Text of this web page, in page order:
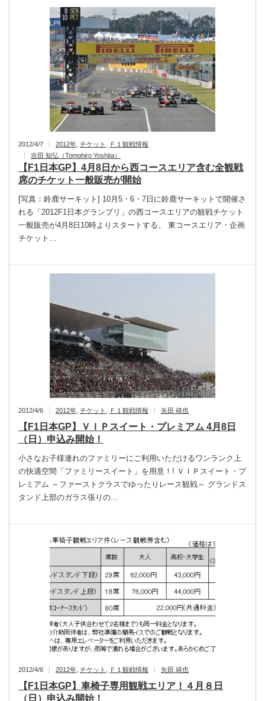
2012/4/7 2012年 チケット
Ｆ１観戦情報
吉田 知弘（Tomohiro Yoshita）
【F1日本GP】4月8日から西コースエリア含む全観戦
席のチケット一般販売が開始
[写真：鈴鹿サーキット] 10月5・6・7日に鈴鹿サーキットで開催さ
れる「2012F1日本グランプリ」の西コースエリアの観戦チケット
一般販売が4月8日10時よりスタートする。 東コースエリア・企画
チケット…
2012/4/6 2012年 チケット Ｆ１観戦情報 矢田 靖也
【F1日本GP】ＶＩＰスイート・プレミアム 4月8日
（日）申込み開始！
小さなお子様連れのファミリーにご利用いただけるワンランク上
の快適空間「ファミリースイート」を用意！! ＶＩＰスイート・プ
レミアム ～ファーストクラスでゆったりレース観戦～ グランドス
タンド上部のガラス張りの…
2012/4/6 2012年 チケット Ｆ１観戦情報 矢田 靖也
【F1日本GP】車椅子専用観戦エリア！４月８日
（日）申込み開始！